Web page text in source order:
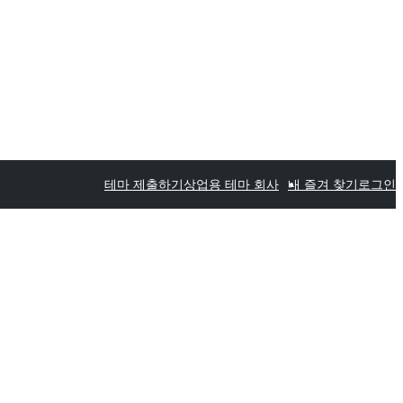
테마 제출하기상업용 테마 회사 내 즐겨 찾기 로그인